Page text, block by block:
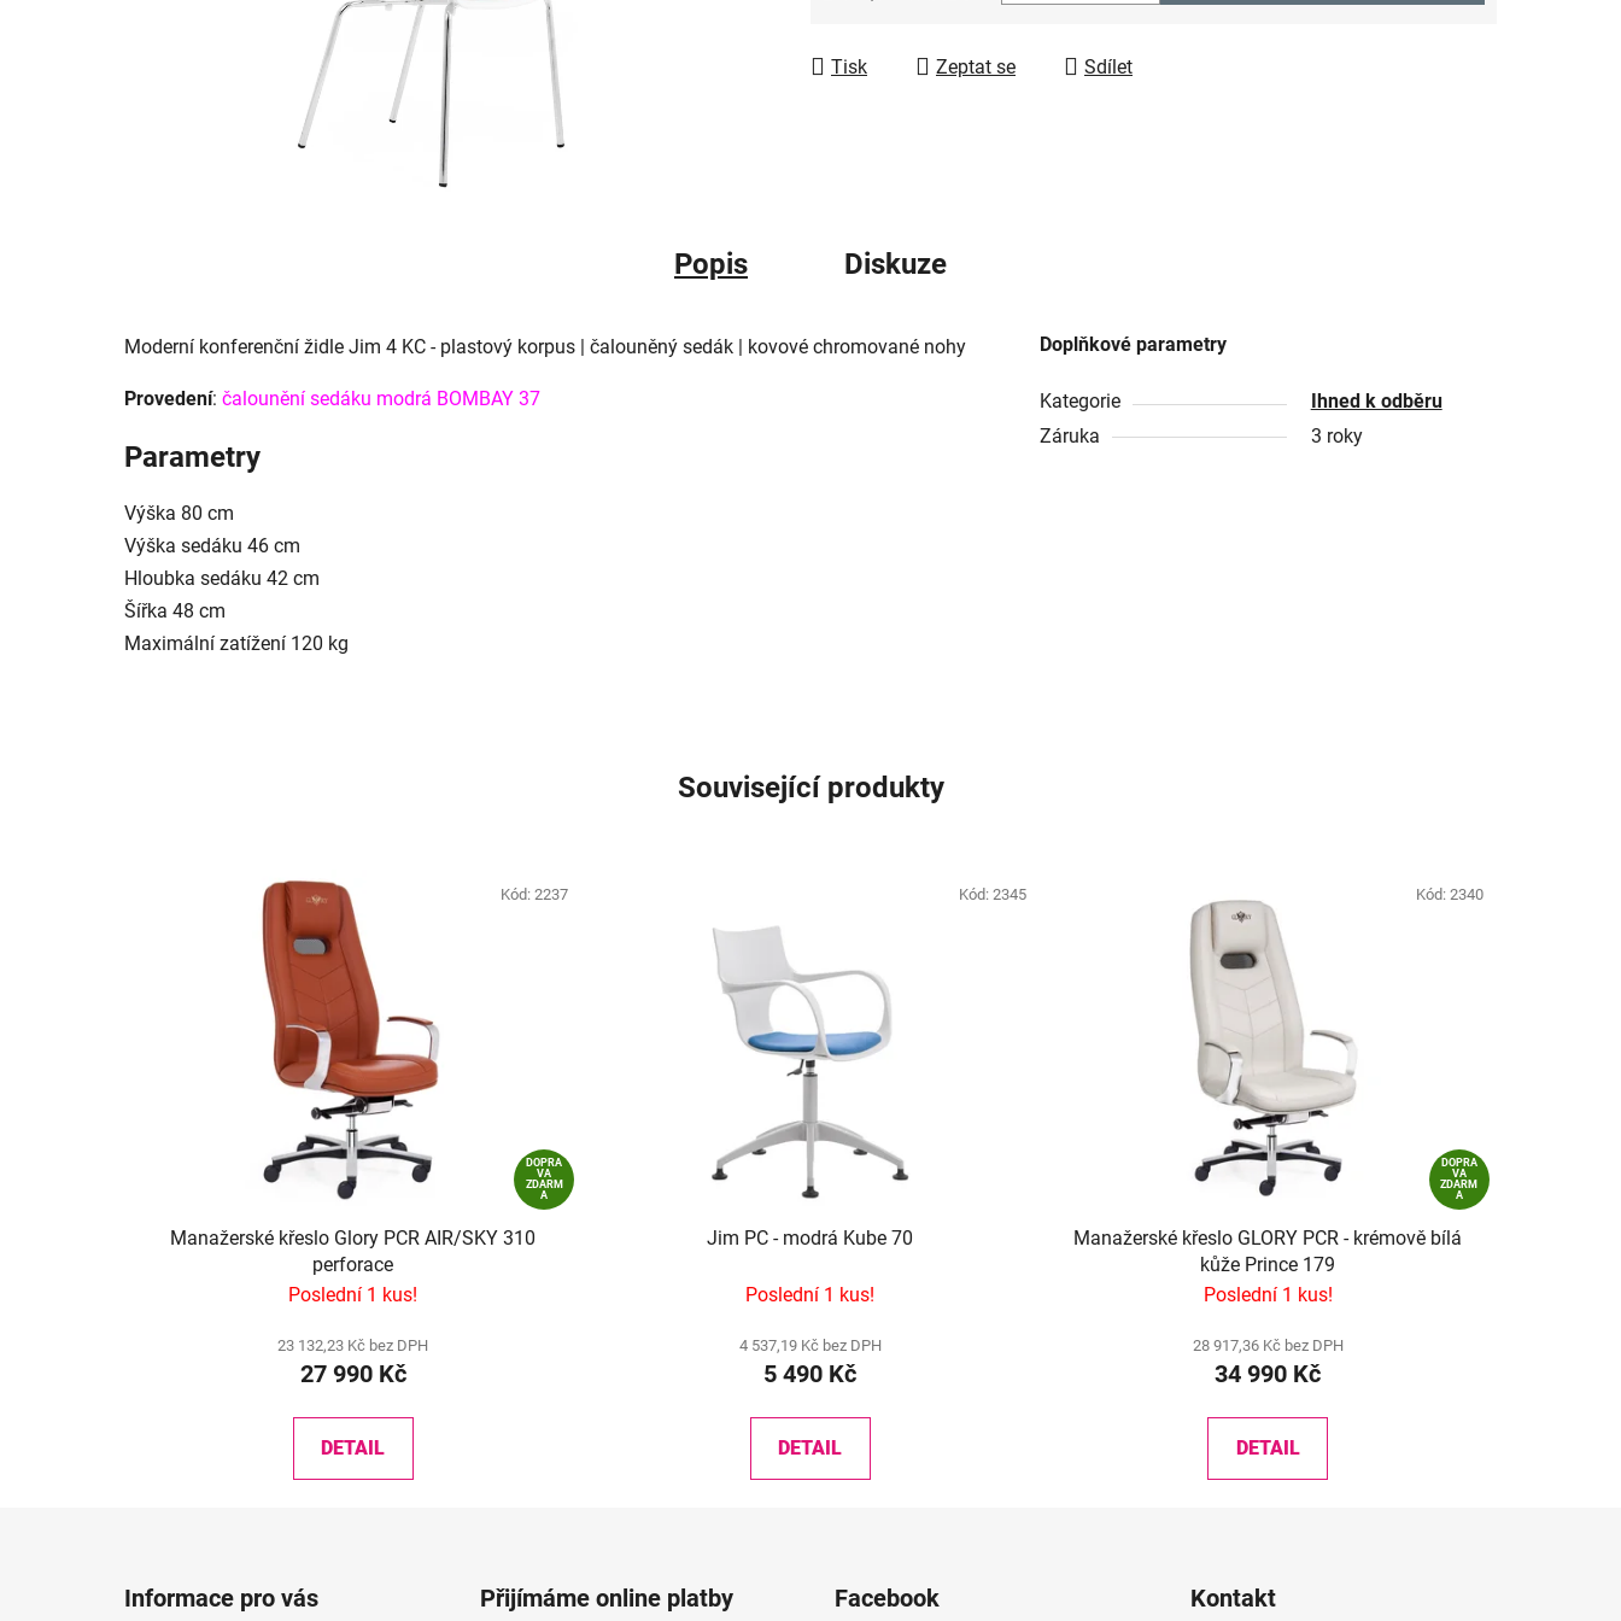
Tisk Zeptat se Sdílet
Popis Diskuze
Moderní konferenční židle Jim 4 KC - plastový korpus | čalouněný sedák | kovové chromované nohy
Provedení: čalounění sedáku modrá BOMBAY 37
Parametry
Výška 80 cm
Výška sedáku 46 cm
Hloubka sedáku 42 cm
Šířka 48 cm
Maximální zatížení 120 kg
Doplňkové parametry
Kategorie
Ihned k odběru
Záruka
3 roky
Související produkty
DOPRA
VA
ZDARM
A
Manažerské křeslo Glory PCR AIR/SKY 310
perforace
Poslední 1 kus!
23 132,23 Kč bez DPH
27 990 Kč
DETAIL
Kód:2237
Jim PC - modrá Kube 70
Poslední 1 kus!
4 537,19 Kč bez DPH
5 490 Kč
DETAIL
Kód: 2345
DOPRA
VA
ZDARM
A
Manažerské křeslo GLORY PCR - krémově bílá
kůže Prince 179
Poslední 1 kus!
28 917,36 Kč bez DPH
34 990 Kč
DETAIL
Kód: 2340
Informace pro vás Přijímáme online platby Facebook Kontakt